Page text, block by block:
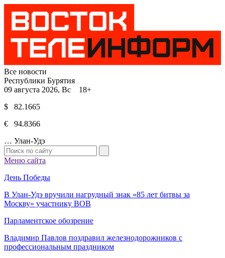
Все новости
Республики Бурятия
09 августа 2026, Вс 18+
$ 82.1665
€ 94.8366
… Улан-Удэ
Меню сайта
День Победы
В Улан-Удэ вручили нагрудный знак «85 лет битвы за
Москву» участнику ВОВ
Парламентское обозрение
Владимир Павлов поздравил железнодорожников с
профессиональным праздником